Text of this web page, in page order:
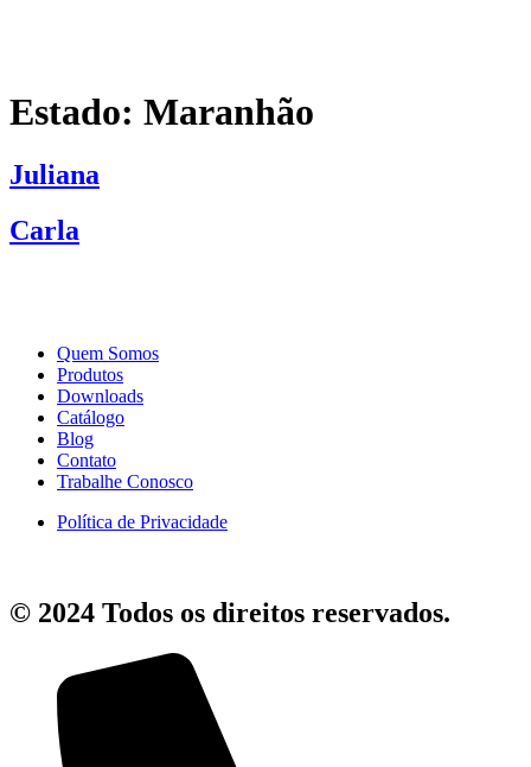
Estado: Maranhão
Juliana
Carla
Quem Somos
Produtos
Downloads
Catálogo
Blog
Contato
Trabalhe Conosco
Política de Privacidade
© 2024 Todos os direitos reservados.